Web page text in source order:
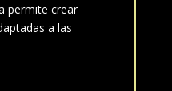
permite crear
a las